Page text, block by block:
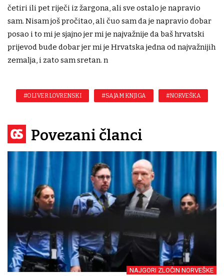
četiri ili pet riječi iz žargona, ali sve ostalo je napravio
sam. Nisam još pročitao, ali čuo sam da je napravio dobar
posao i to mi je sjajno jer mi je najvažnije da baš hrvatski
prijevod bude dobar jer mi je Hrvatska jedna od najvažnijih
zemalja, i zato sam sretan. n
#OLIVER LOVRENSKI #SAJAM KNJIGA #NORVEŠKA
Povezani članci
NAJGORI ZLOČIN NORVEŠKE